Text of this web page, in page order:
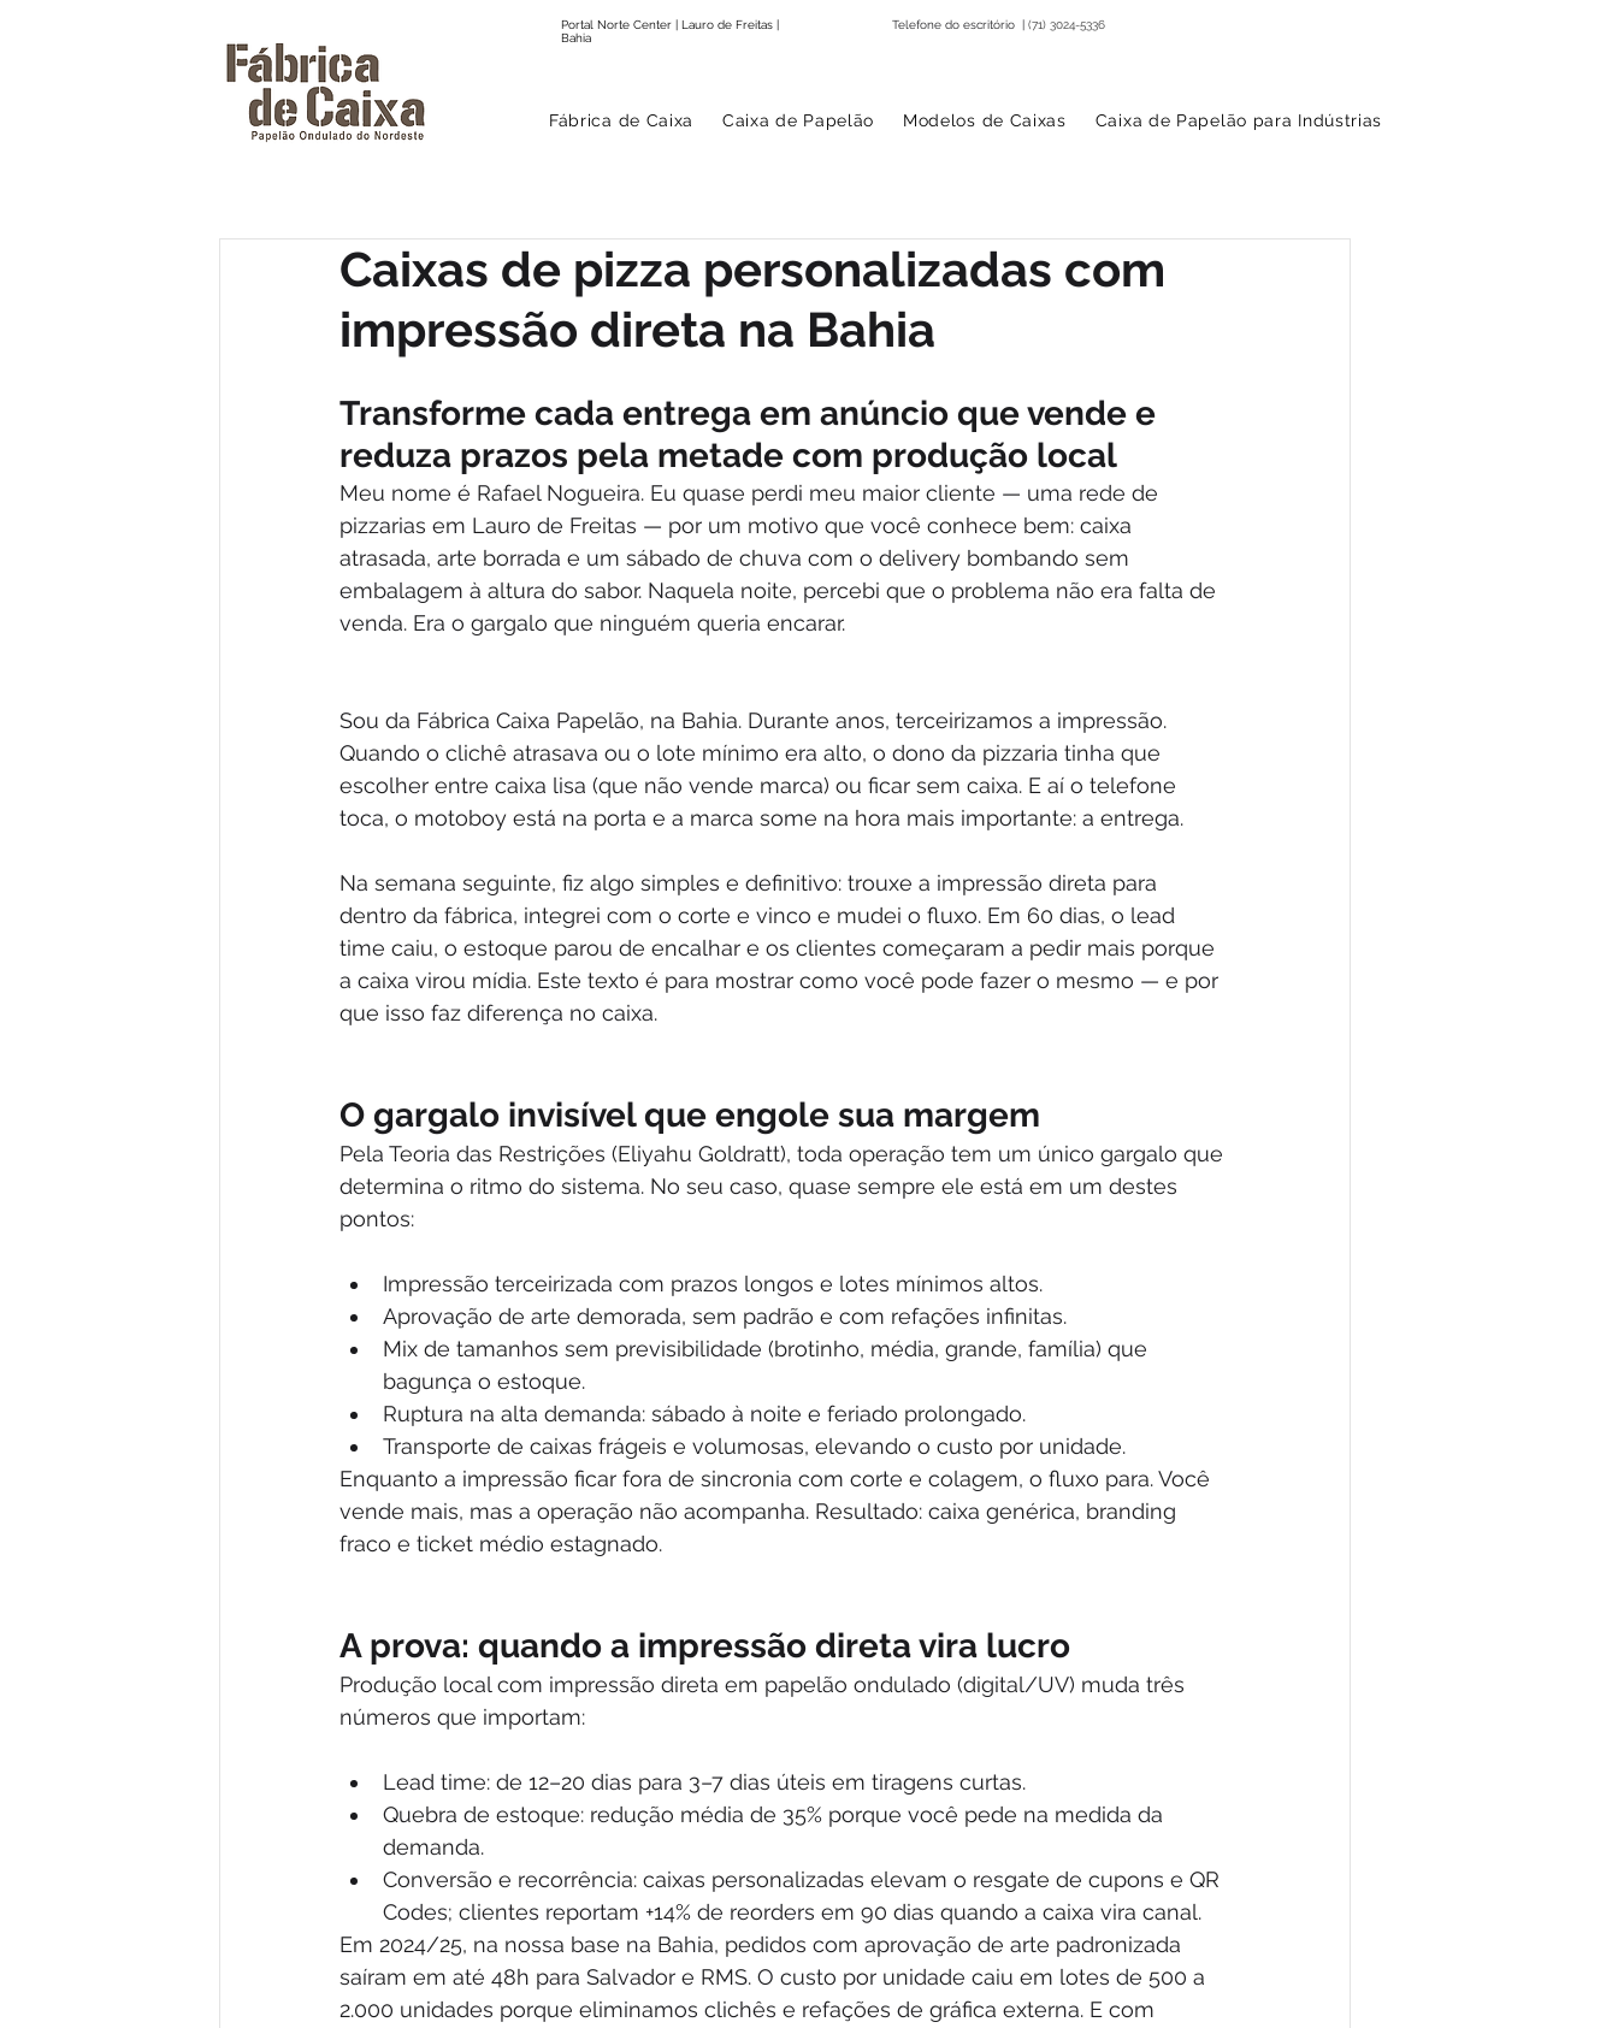
Portal Norte Center | Lauro de Freitas |
Bahia
Telefone do escritório | (71) 3024-5336
Fábrica de Caixa Caixa de Papelão Modelos de Caixas Caixa de Papelão para Indústrias
Caixas de pizza personalizadas com
impressão direta na Bahia
Transforme cada entrega em anúncio que vende e
reduza prazos pela metade com produção local
Meu nome é Rafael Nogueira. Eu quase perdi meu maior cliente — uma rede de
pizzarias em Lauro de Freitas — por um motivo que você conhece bem: caixa
atrasada, arte borrada e um sábado de chuva com o delivery bombando sem
embalagem à altura do sabor. Naquela noite, percebi que o problema não era falta de
venda. Era o gargalo que ninguém queria encarar.
Sou da Fábrica Caixa Papelão, na Bahia. Durante anos, terceirizamos a impressão.
Quando o clichê atrasava ou o lote mínimo era alto, o dono da pizzaria tinha que
escolher entre caixa lisa (que não vende marca) ou ficar sem caixa. E aí o telefone
toca, o motoboy está na porta e a marca some na hora mais importante: a entrega.
Na semana seguinte, fiz algo simples e definitivo: trouxe a impressão direta para
dentro da fábrica, integrei com o corte e vinco e mudei o fluxo. Em 60 dias, o lead
time caiu, o estoque parou de encalhar e os clientes começaram a pedir mais porque
a caixa virou mídia. Este texto é para mostrar como você pode fazer o mesmo — e por
que isso faz diferença no caixa.
O gargalo invisível que engole sua margem
Pela Teoria das Restrições (Eliyahu Goldratt), toda operação tem um único gargalo que
determina o ritmo do sistema. No seu caso, quase sempre ele está em um destes
pontos:
Impressão terceirizada com prazos longos e lotes mínimos altos.
Aprovação de arte demorada, sem padrão e com refações infinitas.
Mix de tamanhos sem previsibilidade (brotinho, média, grande, família) que
bagunça o estoque.
Ruptura na alta demanda: sábado à noite e feriado prolongado.
Transporte de caixas frágeis e volumosas, elevando o custo por unidade.
Enquanto a impressão ficar fora de sincronia com corte e colagem, o fluxo para. Você
vende mais, mas a operação não acompanha. Resultado: caixa genérica, branding
fraco e ticket médio estagnado.
A prova: quando a impressão direta vira lucro
Produção local com impressão direta em papelão ondulado (digital/UV) muda três
números que importam:
Lead time: de 12–20 dias para 3–7 dias úteis em tiragens curtas.
Quebra de estoque: redução média de 35% porque você pede na medida da
demanda.
Conversão e recorrência: caixas personalizadas elevam o resgate de cupons e QR
Codes; clientes reportam +14% de reorders em 90 dias quando a caixa vira canal.
Em 2024/25, na nossa base na Bahia, pedidos com aprovação de arte padronizada
saíram em até 48h para Salvador e RMS. O custo por unidade caiu em lotes de 500 a
2.000 unidades porque eliminamos clichês e refações de gráfica externa. E com